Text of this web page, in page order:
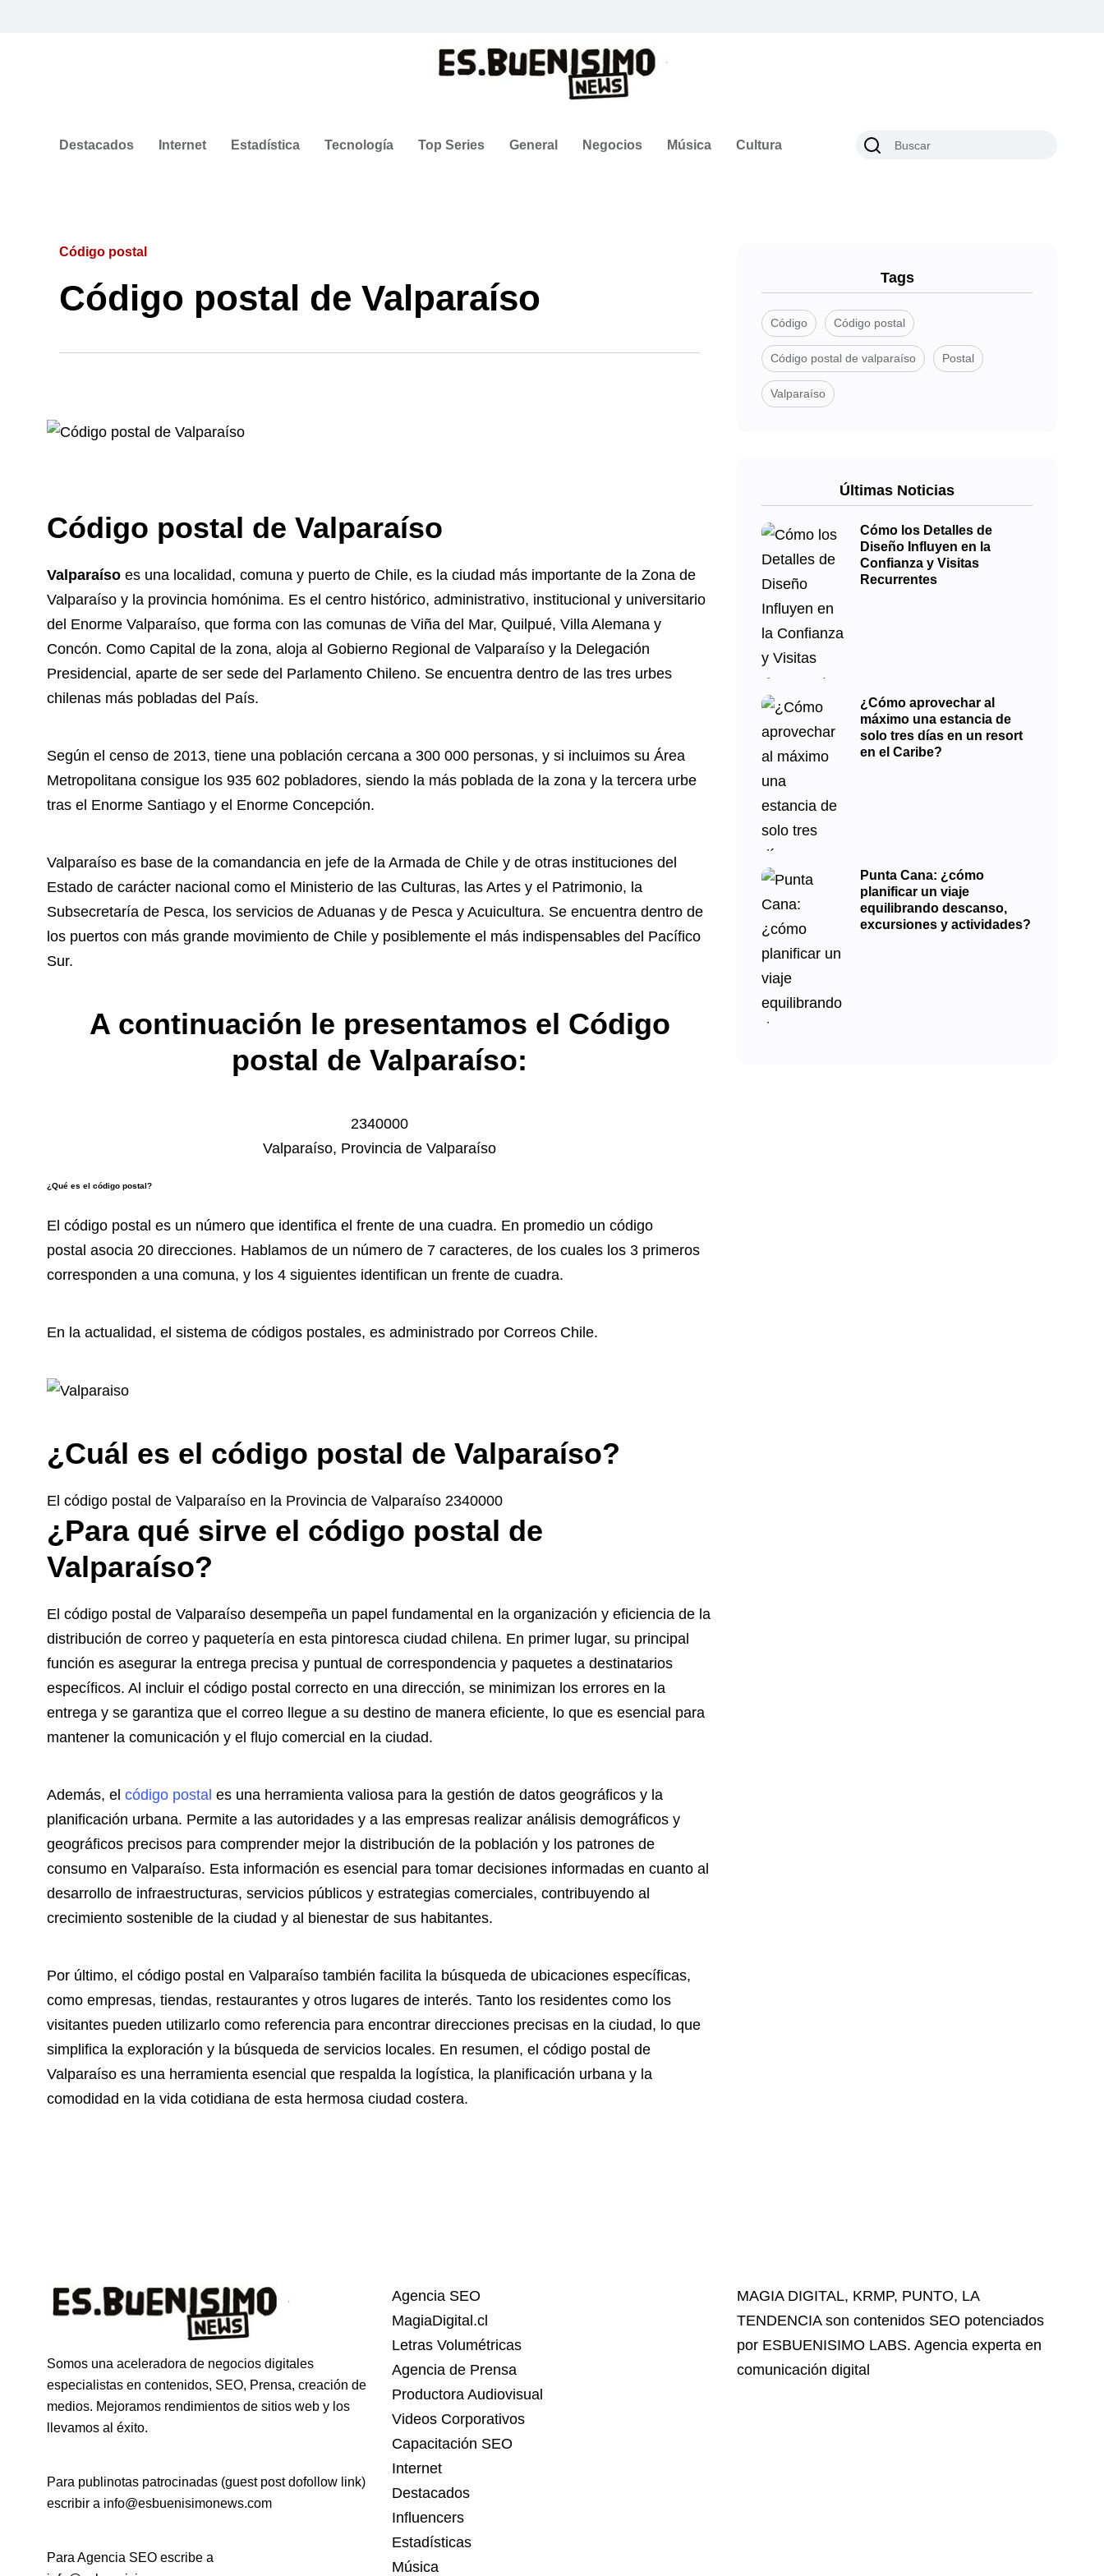
Destacados Internet Estadística Tecnología Top Series General Negocios Música Cultura
Código postal
Código postal de Valparaíso
Código postal de Valparaíso
Valparaíso es una localidad, comuna y puerto de Chile, es la ciudad más importante de la Zona de
Valparaíso y la provincia homónima. Es el centro histórico, administrativo, institucional y universitario
del Enorme Valparaíso, que forma con las comunas de Viña del Mar, Quilpué, Villa Alemana y
Concón. Como Capital de la zona, aloja al Gobierno Regional de Valparaíso y la Delegación
Presidencial, aparte de ser sede del Parlamento Chileno. Se encuentra dentro de las tres urbes
chilenas más pobladas del País.
Según el censo de 2013, tiene una población cercana a 300 000 personas, y si incluimos su Área
Metropolitana consigue los 935 602 pobladores, siendo la más poblada de la zona y la tercera urbe
tras el Enorme Santiago y el Enorme Concepción.
Valparaíso es base de la comandancia en jefe de la Armada de Chile y de otras instituciones del
Estado de carácter nacional como el Ministerio de las Culturas, las Artes y el Patrimonio, la
Subsecretaría de Pesca, los servicios de Aduanas y de Pesca y Acuicultura. Se encuentra dentro de
los puertos con más grande movimiento de Chile y posiblemente el más indispensables del Pacífico
Sur.
A continuación le presentamos el Código
postal de Valparaíso:
2340000
Valparaíso, Provincia de Valparaíso
¿Qué es el código postal?
El código postal es un número que identifica el frente de una cuadra. En promedio un código
postal asocia 20 direcciones. Hablamos de un número de 7 caracteres, de los cuales los 3 primeros
corresponden a una comuna, y los 4 siguientes identifican un frente de cuadra.
En la actualidad, el sistema de códigos postales, es administrado por Correos Chile.
¿Cuál es el código postal de Valparaíso?
El código postal de Valparaíso en la Provincia de Valparaíso 2340000
¿Para qué sirve el código postal de
Valparaíso?
El código postal de Valparaíso desempeña un papel fundamental en la organización y eficiencia de la
distribución de correo y paquetería en esta pintoresca ciudad chilena. En primer lugar, su principal
función es asegurar la entrega precisa y puntual de correspondencia y paquetes a destinatarios
específicos. Al incluir el código postal correcto en una dirección, se minimizan los errores en la
entrega y se garantiza que el correo llegue a su destino de manera eficiente, lo que es esencial para
mantener la comunicación y el flujo comercial en la ciudad.
Además, el código postal es una herramienta valiosa para la gestión de datos geográficos y la
planificación urbana. Permite a las autoridades y a las empresas realizar análisis demográficos y
geográficos precisos para comprender mejor la distribución de la población y los patrones de
consumo en Valparaíso. Esta información es esencial para tomar decisiones informadas en cuanto al
desarrollo de infraestructuras, servicios públicos y estrategias comerciales, contribuyendo al
crecimiento sostenible de la ciudad y al bienestar de sus habitantes.
Por último, el código postal en Valparaíso también facilita la búsqueda de ubicaciones específicas,
como empresas, tiendas, restaurantes y otros lugares de interés. Tanto los residentes como los
visitantes pueden utilizarlo como referencia para encontrar direcciones precisas en la ciudad, lo que
simplifica la exploración y la búsqueda de servicios locales. En resumen, el código postal de
Valparaíso es una herramienta esencial que respalda la logística, la planificación urbana y la
comodidad en la vida cotidiana de esta hermosa ciudad costera.
Tags
Código Código postal
Código postal de valparaíso Postal
Valparaíso
Últimas Noticias
Cómo los Detalles de
Diseño Influyen en la
Confianza y Visitas
Recurrentes
¿Cómo aprovechar al
máximo una estancia de
solo tres días en un resort
en el Caribe?
Punta Cana: ¿cómo
planificar un viaje
equilibrando descanso,
excursiones y actividades?
Somos una aceleradora de negocios digitales
especialistas en contenidos, SEO, Prensa, creación de
medios. Mejoramos rendimientos de sitios web y los
llevamos al éxito.
Para publinotas patrocinadas (guest post dofollow link)
escribir a info@esbuenisimonews.com
Para Agencia SEO escribe a
Agencia SEO
MagiaDigital.cl
Letras Volumétricas
Agencia de Prensa
Productora Audiovisual
Videos Corporativos
Capacitación SEO
Internet
Destacados
Influencers
Estadísticas
Música
MAGIA DIGITAL, KRMP, PUNTO, LA
TENDENCIAson contenidos SEO potenciados
por ESBUENISIMO LABS. Agencia experta en
comunicación digital